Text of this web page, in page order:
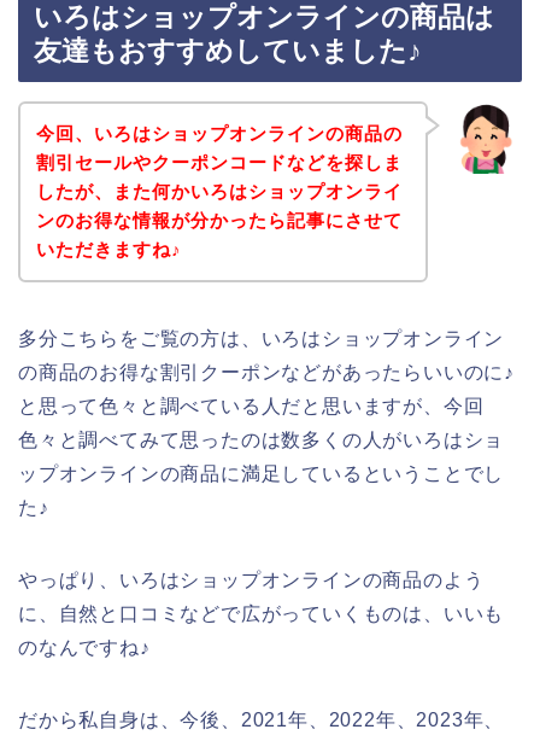
いろはショップオンラインの商品は
友達もおすすめしていました♪
今回、いろはショップオンラインの商品の
割引セールやクーポンコードなどを探しま
したが、また何かいろはショップオンライ
ンのお得な情報が分かったら記事にさせて
いただきますね♪
多分こちらをご覧の方は、いろはショップオンライン
の商品のお得な割引クーポンなどがあったらいいのに♪
と思って色々と調べている人だと思いますが、今回
色々と調べてみて思ったのは数多くの人がいろはショ
ップオンラインの商品に満足しているということでし
た♪
やっぱり、いろはショップオンラインの商品のよう
に、自然と口コミなどで広がっていくものは、いいも
のなんですね♪
だから私自身は、今後、2021年、2022年、2023年、